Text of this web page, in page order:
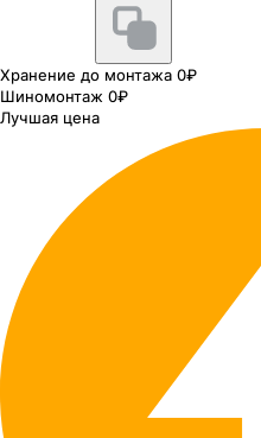
Хранение до монтажа 0₽
Шиномонтаж 0₽
Лучшая цена